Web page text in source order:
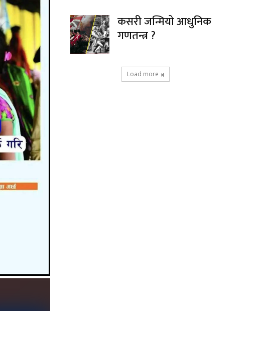
कसरी जन्मियो आधुनिक
गणतन्त्र ?
Load more